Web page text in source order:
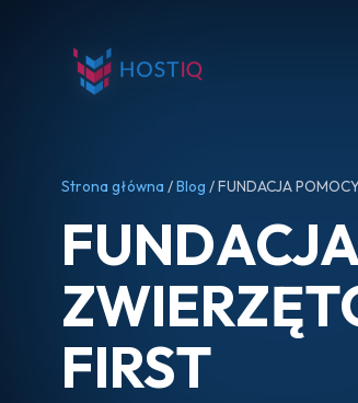
Strona główna /Blog / FUNDACJA
FIRST